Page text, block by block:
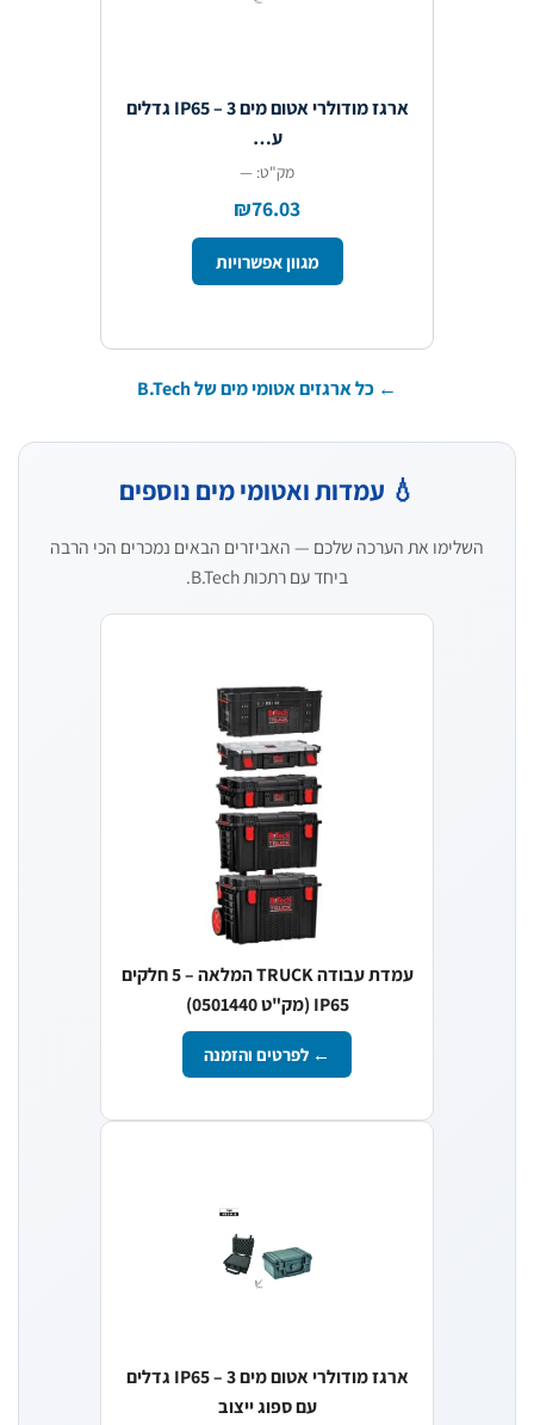
ארגז מודולרי אטום מים IP65 – 3 גדלים
מק"ט: —
₪76.03
מגוון אפשרויות
← כל ארגזים אטומי מים של B.Tech
💧 עמדות ואטומי מים נוספים
השלימו את הערכה שלכם — האביזרים הבאים נמכרים הכי הרבה
ביחד עם רתכות B.Tech.
עמדת עבודה TRUCK המלאה – 5 חלקים
← לפרטים והזמנה
ארגז מודולרי אטום מים IP65 – 3 גדלים
עם ספוג ייצוב